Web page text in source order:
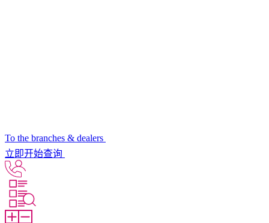
To the branches & dealers
立即开始查询